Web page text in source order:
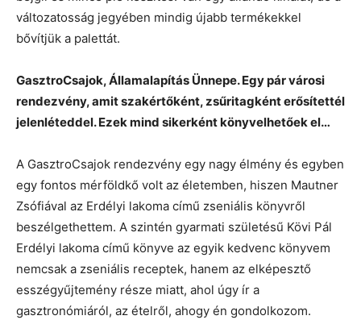
változatosság jegyében mindig újabb termékekkel
bővítjük a palettát.
GasztroCsajok, Államalapítás Ünnepe. Egy pár városi
rendezvény, amit szakértőként, zsűritagként erősítettél
jelenléteddel. Ezek mind sikerként könyvelhetőek el…
A GasztroCsajok rendezvény egy nagy élmény és egyben
egy fontos mérföldkő volt az életemben, hiszen Mautner
Zsófiával az Erdélyi lakoma című zseniális könyvről
beszélgethettem. A szintén gyarmati születésű Kövi Pál
Erdélyi lakoma című könyve az egyik kedvenc könyvem
nemcsak a zseniális receptek, hanem az elképesztő
esszégyűjtemény része miatt, ahol úgy ír a
gasztronómiáról, az ételről, ahogy én gondolkozom.